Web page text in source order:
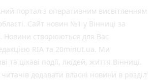
портал з оперативним висвітленням
Сайт новин №1 у Вінниці за
Новини створюються для Вас
RIA та 20minut.ua. Ми
та цікаві події, людей, життя Вінниці.
додавати власні новини в розділ